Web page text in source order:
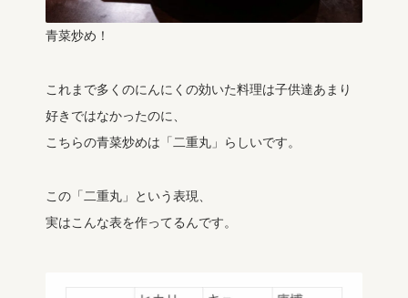
青菜炒め！
これまで多くのにんにくの効いた料理は子供達あまり
好きではなかったのに、
こちらの青菜炒めは「二重丸」らしいです。
この「二重丸」という表現、
実はこんな表を作ってるんです。